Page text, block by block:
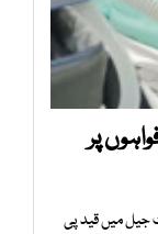
پر
جیل میں قید پی